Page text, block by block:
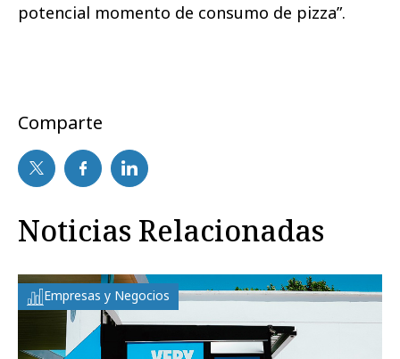
potencial momento de consumo de pizza”.
Comparte
Noticias Relacionadas
Empresas y Negocios